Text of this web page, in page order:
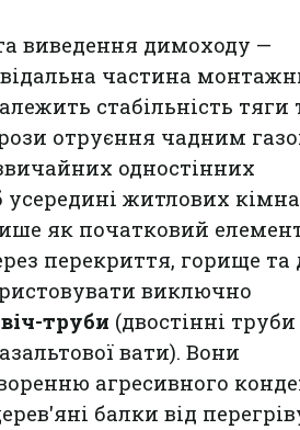
виведення димоходу —
частина
стабільність тяги
отруєння чадним
одностінних
усередині житлових
як початковий
перекриття, горище та
виключно
труби (двостінні труби
вати). Вони
агресивного
балки від